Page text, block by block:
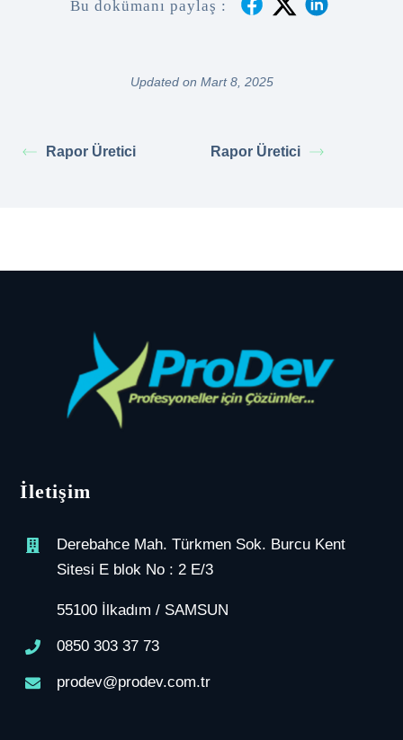
Bu dokümanı paylaş :
Updated on Mart 8, 2025
Rapor Üretici Rapor Üretici
İletişim
Derebahce Mah. Türkmen Sok. Burcu Kent
Sitesi E blok No : 2 E/3
55100 İlkadım / SAMSUN
0850 303 37 73
prodev@prodev.com.tr